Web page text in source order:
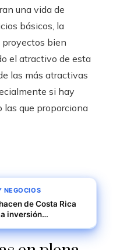
una vida de
básicos, la
proyectos bien
el atractivo de esta
las más atractivas
si hay
las que proporciona
NEGOCIOS
de Costa Rica
inversión